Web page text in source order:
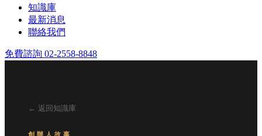
知識庫
最新消息
聯絡我們
免費諮詢 02-2558-8848
← 返回知識庫
創辦人故事